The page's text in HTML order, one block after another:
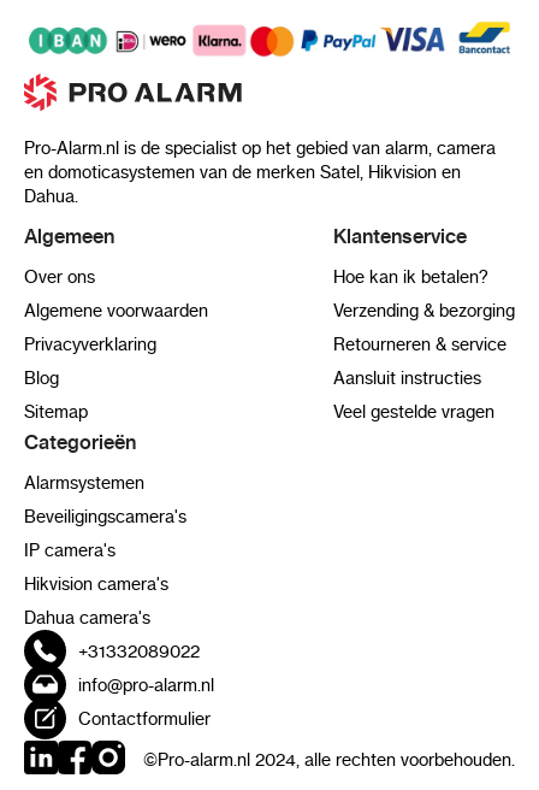
Pro-Alarm.nl is de specialist op het gebied van alarm, camera
en domoticasystemen van de merken Satel, Hikvision en
Dahua.
Algemeen
Over ons
Algemene voorwaarden
Privacyverklaring
Blog
Sitemap
Klantenservice
Hoe kan ik betalen?
Verzending & bezorging
Retourneren & service
Aansluit instructies
Veel gestelde vragen
Categorieën
Alarmsystemen
Beveiligingscamera's
IP camera's
Hikvision camera's
Dahua camera's
+31332089022
info@pro-alarm.nl
Contactformulier
©Pro-alarm.nl 2024, alle rechten voorbehouden.